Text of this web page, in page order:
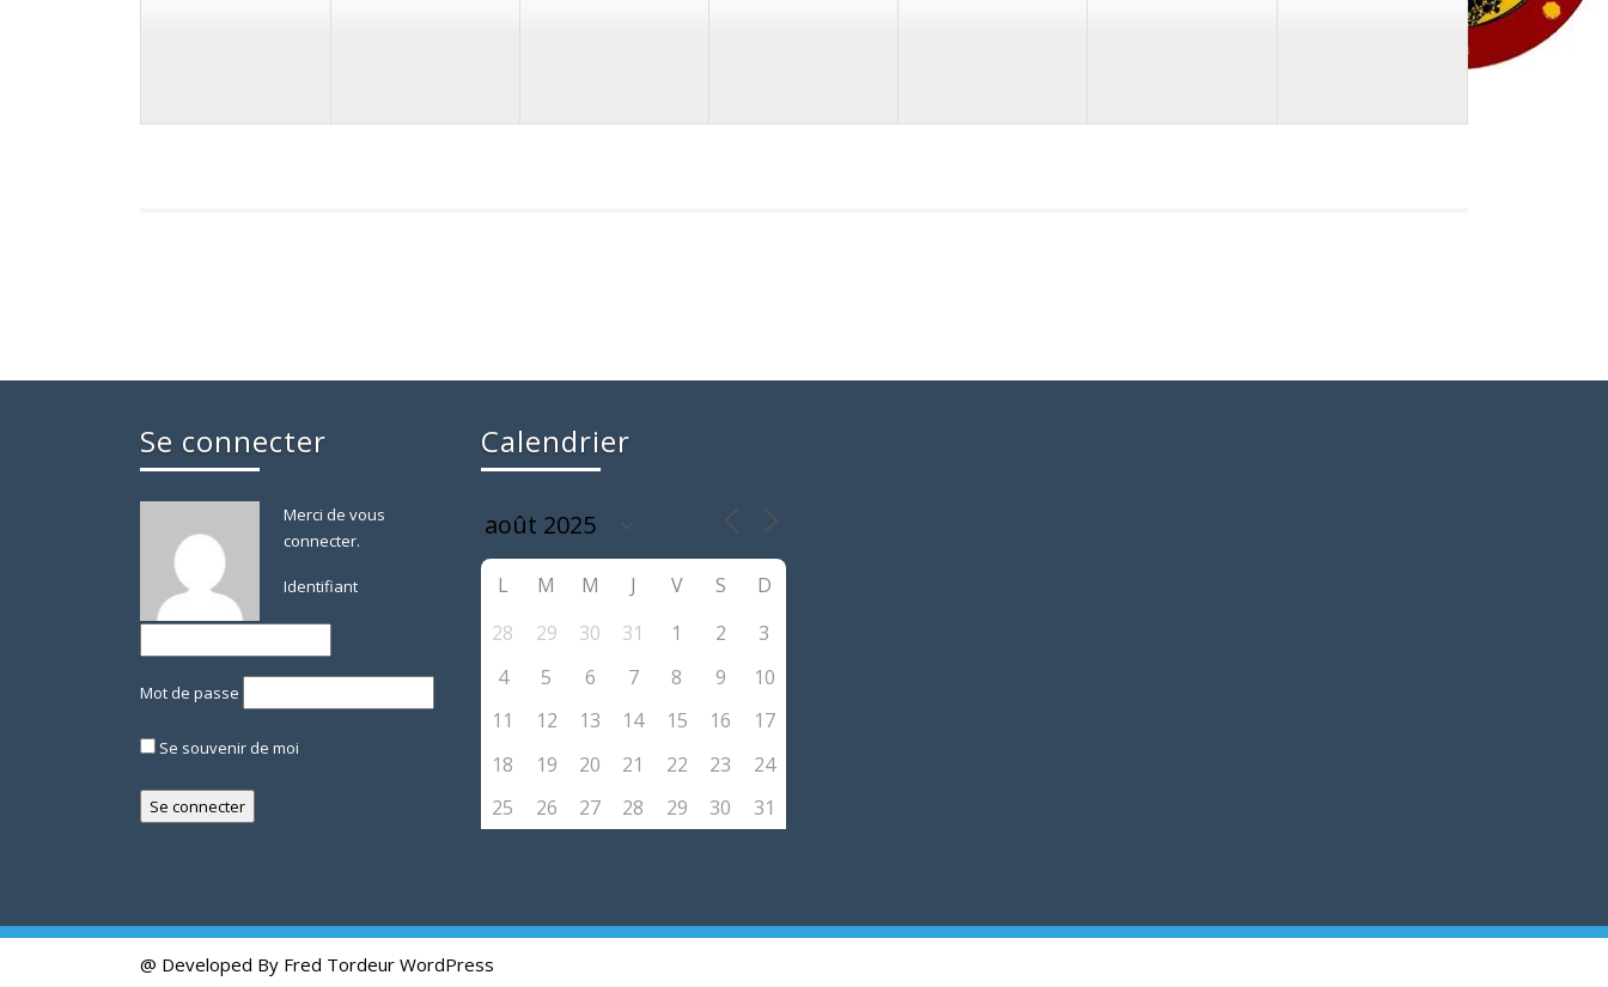
Se connecter
Merci de vous
connecter.
Identifiant
Mot de passe
Se souvenir de moi
Calendrier
L M M J V S
D
28
29 30 31 1 2
3
4
5 6 7 8 9
10
11
12 13 14 15 16
17
18
19 20 21 22 23
24
25
26 27 28 29 30 31
@ Developed By Fred Tordeur WordPress